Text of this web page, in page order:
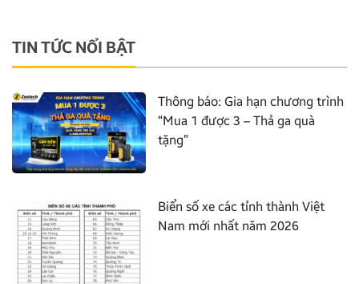
TIN TỨC NỔI BẬT
Thông báo: Gia hạn chương trình
“Mua 1 được 3 – Thả ga quà
tặng”
Biển số xe các tỉnh thành Việt
Nam mới nhất năm 2026